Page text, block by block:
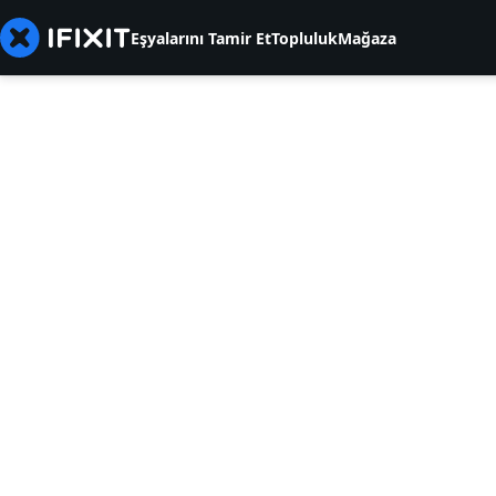
Eşyalarını Tamir EtToplulukMağaza